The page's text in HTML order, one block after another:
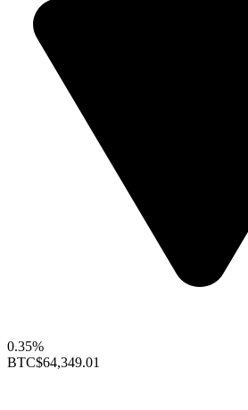
0.35%
BTC$64,349.01